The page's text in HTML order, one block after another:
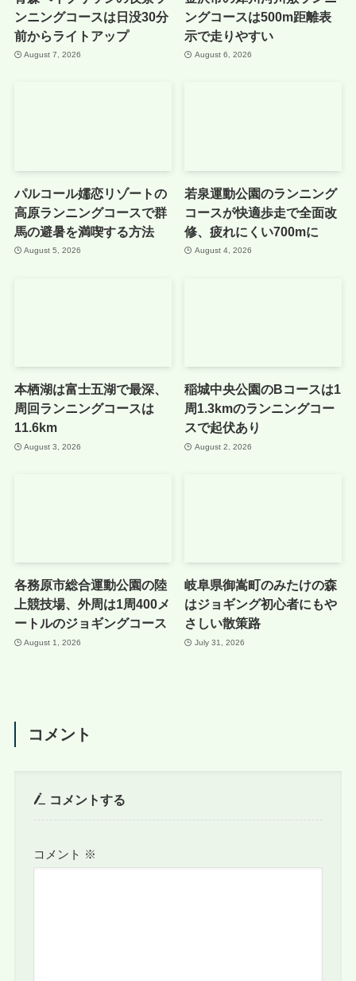
ンニングコースは日没30分
前からライトアップ
August 7, 2026
ングコースは500m距離表
示で走りやすい
August 6, 2026
パルコール嬬恋リゾートの
高原ランニングコースで群
馬の避暑を満喫する方法
August 5, 2026
若泉運動公園のランニング
コースが快適歩走で全面改
修、疲れにくい700mに
August 4, 2026
本栖湖は富士五湖で最深、
周回ランニングコースは
11.6km
August 3, 2026
稲城中央公園のBコースは1
周1.3kmのランニングコー
スで起伏あり
August 2, 2026
各務原市総合運動公園の陸
上競技場、外周は1周400メ
ートルのジョギングコース
August 1, 2026
岐阜県御嵩町のみたけの森
はジョギング初心者にもや
さしい散策路
July 31, 2026
コメント
コメントする
コメント ※